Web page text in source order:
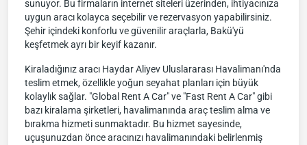
sunuyor. Bu firmaların internet siteleri üzerinden, ihtiyacınıza
uygun aracı kolayca seçebilir ve rezervasyon yapabilirsiniz.
Şehir içindeki konforlu ve güvenilir araçlarla, Bakü'yü
keşfetmek ayrı bir keyif kazanır.
Kiraladığınız aracı Haydar Aliyev Uluslararası Havalimanı'nda
teslim etmek, özellikle yoğun seyahat planları için büyük
kolaylık sağlar. "Global Rent A Car" ve "Fast Rent A Car" gibi
bazı kiralama şirketleri, havalimanında araç teslim alma ve
bırakma hizmeti sunmaktadır. Bu hizmet sayesinde,
uçuşunuzdan önce aracınızı havalimanındaki belirlenmiş